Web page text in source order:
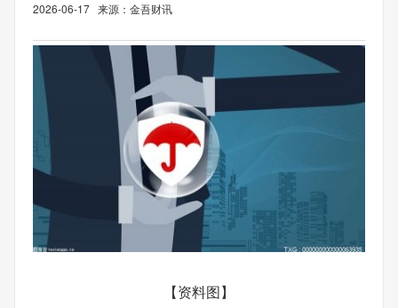
2026-06-17 来源：金吾财讯
【资料图】